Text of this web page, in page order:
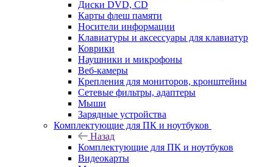
Диски DVD, CD
Карты флеш памяти
Носители информации
Клавиатуры и аксессуары для клавиатур
Коврики
Наушники и микрофоны
Веб-камеры
Крепления для мониторов, кронштейны
Сетевые фильтры, адаптеры
Мыши
Зарядные устройства
Комплектующие для ПК и ноутбуков
Назад
Комплектующие для ПК и ноутбуков
Видеокарты